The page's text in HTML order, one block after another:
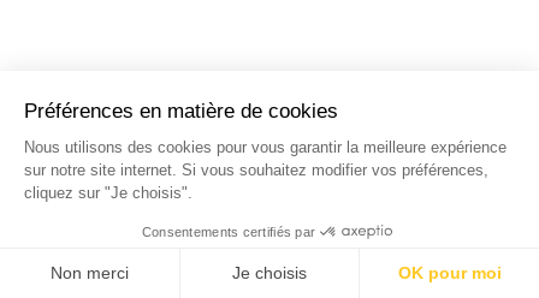
INFORMATIONS
GÉNÉRALES
Qui sommes-nous ?
Mentions légales
info@points12.fr